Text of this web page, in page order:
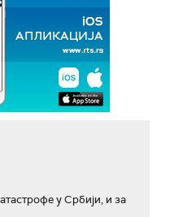
у Србији, и за